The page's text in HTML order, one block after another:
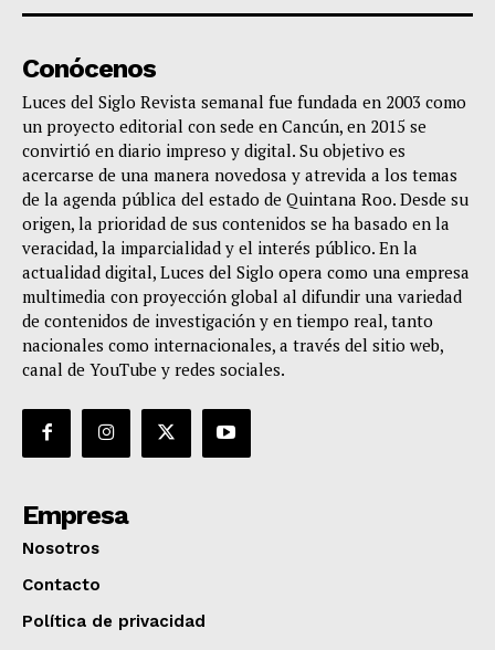
Conócenos
Luces del Siglo Revista semanal fue fundada en 2003 como
un proyecto editorial con sede en Cancún, en 2015 se
convirtió en diario impreso y digital. Su objetivo es
acercarse de una manera novedosa y atrevida a los temas
de la agenda pública del estado de Quintana Roo. Desde su
origen, la prioridad de sus contenidos se ha basado en la
veracidad, la imparcialidad y el interés público. En la
actualidad digital, Luces del Siglo opera como una empresa
multimedia con proyección global al difundir una variedad
de contenidos de investigación y en tiempo real, tanto
nacionales como internacionales, a través del sitio web,
canal de YouTube y redes sociales.
Empresa
Nosotros
Contacto
Política de privacidad